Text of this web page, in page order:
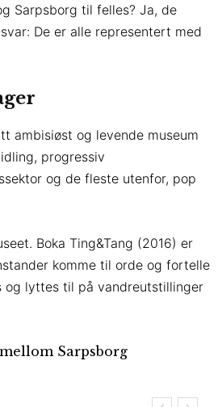
Sarpsborg til felles? Ja, de
De er alle representert med
ambisiøst og levende museum
progressiv
og de fleste utenfor, pop
Boka Ting&Tang (2016) er
komme til orde og fortelle
og lyttes til på vandreutstillinger
Sarpsborg